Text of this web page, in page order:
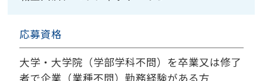
応募資格
大学・大学院（学部学科不問）を卒業又は修了
者で企業（業種不問）勤務経験がある方